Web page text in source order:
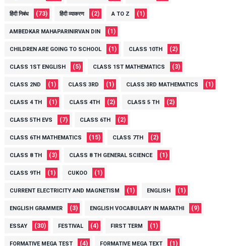
हिंदी निबंध (73) हिंदी व्याकरण (2) A TO Z (1)
AMBEDKAR MAHAPARINIRVAN DIN (1)
CHILDREN ARE GOING TO SCHOOL (1) CLASS 10TH (2)
CLASS 1ST ENGLISH (5) CLASS 1ST MATHEMATICS (3)
CLASS 2ND (1) CLASS 3RD (1) CLASS 3RD MATHEMATICS (1)
CLASS 4 TH (1) CLASS 4TH (2) CLASS 5 TH (2)
CLASS 5TH EVS (7) CLASS 6TH (2)
CLASS 6TH MATHEMATICS (15) CLASS 7TH (2)
CLASS 8 TH (3) CLASS 8 TH GENERAL SCIENCE (1)
CLASS 9TH (1) CUKOO (1)
CURRENT ELECTRICITY AND MAGNETISM (1) ENGLISH (1)
ENGLISH GRAMMER (3) ENGLISH VOCABULARY IN MARATHI (9)
ESSAY (30) FESTIVAL (4) FIRST TERM (1)
FORMATIVE MEGA TEST (4) FORMATIVE MEGA TEXT (1)